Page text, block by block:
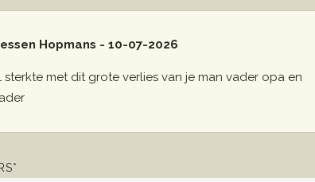
Hopmans - 10-07-2026
sterkte met dit grote verlies van je man vader opa en